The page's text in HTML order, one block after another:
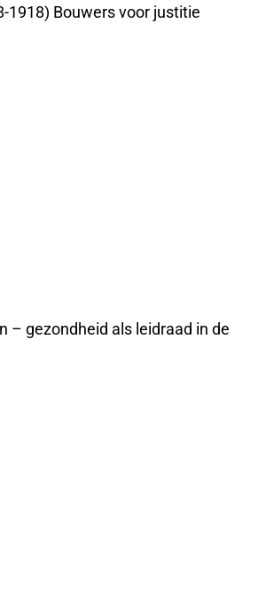
1918) Bouwers voor justitie
– gezondheid als leidraad in de